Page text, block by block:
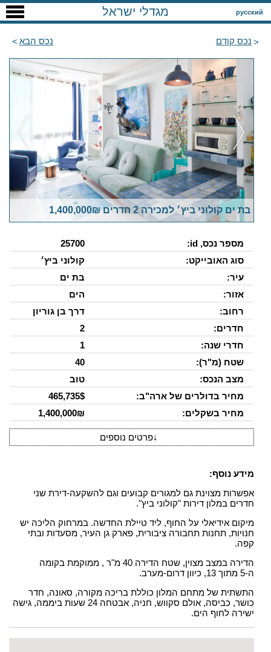
русский מגדלי ישראל
נכס קודם נכס הבא
בת ים קולוני ביץ׳ למכירה 2 חדרים 1,400,000₪
מספר נכס, id:
25700
סוג האובייקט:
קולוני ביץ׳
עיר:
בת ים
אזור:
הים
רחוב:
דרך בן גוריון
חדרים:
2
חדרי שנה:
1
שטח (מ"ר):
40
מצב הנכס:
טוב
מחיר בדולרים של ארה"ב:
465,735$
מחיר בשקלים:
1,400,000₪
↓פרטים נוספים
מידע נוסף:
אפשרות מצוינת גם למגורים קבועים וגם להשקעה-דירת שני
חדרים במלון דירות "קולוני ביץ".
מיקום אידיאלי על החוף, ליד טיילת החדשה. במרחוק הליכה יש
חנויות, תחנות תחבורה ציבורית, פארק גן העיר, מסעדות ובתי
קפה.
הדירה במצב מצוין, שטח הדירה 40 מ"ר , ממוקמת בקומה
ה-5 מתוך 13, כיוון דרום-מערב.
התשתית של מתחם המלון כוללת בריכה מקורה, סאונה, חדר
כושר, כביסה, אולם סקווש, חניה, אבטחה 24 שעות ביממה, גישה
ישירה לחוף הים.